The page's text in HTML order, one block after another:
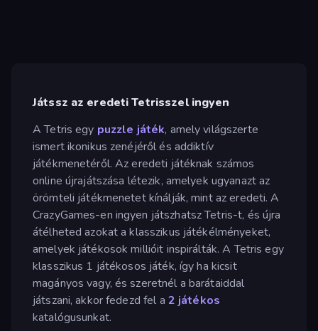
Játssz az eredeti Tetrisszel ingyen
A Tetris egy puzzle játék, amely világszerte
ismert ikonikus zenéjéről és addiktív
játékmenetéről. Az eredeti játéknak számos
online újrajátszása létezik, amelyek ugyanazt az
örömteli játékmenetet kínálják, mint az eredeti. A
CrazyGames-en ingyen játszhatsz Tetris-t, és újra
átélheted azokat a klasszikus játékélményeket,
amelyek játékosok millióit inspirálták. A Tetris egy
klasszikus 1 játékosos játék, így ha kicsit
magányos vagy, és szeretnél a barátaiddal
játszani, akkor fedezd fel a 2 játékos
katalógusunkat.